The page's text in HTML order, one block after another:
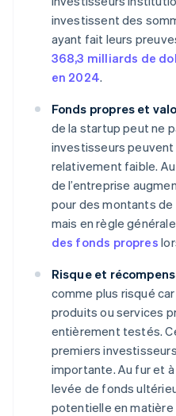
investissent des
ayant fait leurs
368,3 milliards de
en 2024.
Fonds propres et
de la startup peut ne
investisseurs
relativement faible.
de l’entreprise
pour des montants
mais en règle
des fonds propres
Risque et
comme plus risqué
produits ou services
entièrement testés.
premiers
importante. Au fur et
levée de fonds
potentielle en